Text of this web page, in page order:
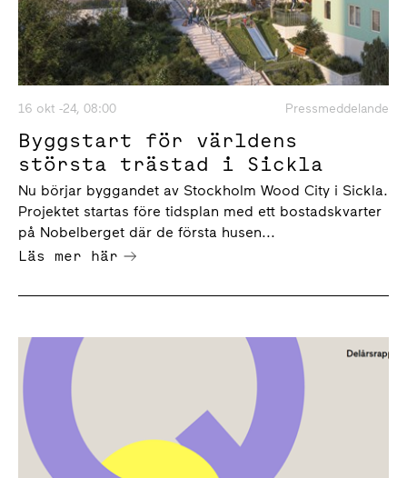
16 okt -24, 08:00 Pressmeddelande
Byggstart för världens
största trästad i Sickla
Nu börjar byggandet av Stockholm Wood City i Sickla.
Projektet startas före tidsplan med ett bostadskvarter
på Nobelberget där de första husen...
Läs mer här